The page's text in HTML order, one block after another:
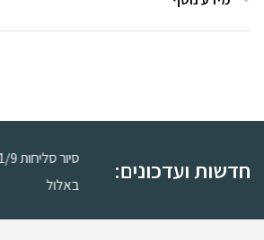
חדשות ועדכונים:
באלול